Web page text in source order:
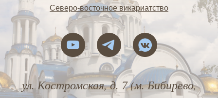
Северо-восточное викариатство
ул. Костромская, д. 7 (м. Бибирево,